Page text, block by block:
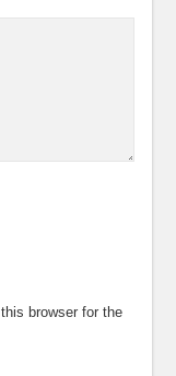
browser for the